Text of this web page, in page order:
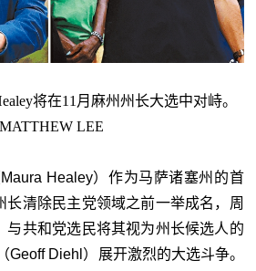
将在11月麻州州长大选中对峙。
MATTHEW LEE
Healey）作为马萨诸塞州的首
长清除民主党领域之前一举成名，周
与共和党选民将其视为州长候选人的
Geoff Diehl）展开激烈的大选斗争。